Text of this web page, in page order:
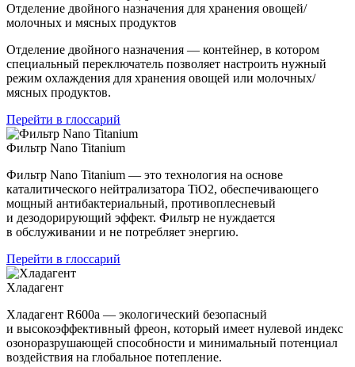
Отделение двойного назначения для хранения овощей/
молочных и мясных продуктов
Отделение двойного назначения — контейнер, в котором
специальный переключатель позволяет настроить нужный
режим охлаждения для хранения овощей или молочных/
мясных продуктов.
Перейти в глоссарий
Фильтр Nano Titanium
Фильтр Nano Titanium — это технология на основе
каталитического нейтрализатора TiO2, обеспечивающего
мощный антибактериальный, противоплесневый
и дезодорирующий эффект. Фильтр не нуждается
в обслуживании и не потребляет энергию.
Перейти в глоссарий
Хладагент
Хладагент R600a — экологический безопасный
и высокоэффективный фреон, который имеет нулевой индекс
озоноразрушающей способности и минимальный потенциал
воздействия на глобальное потепление.